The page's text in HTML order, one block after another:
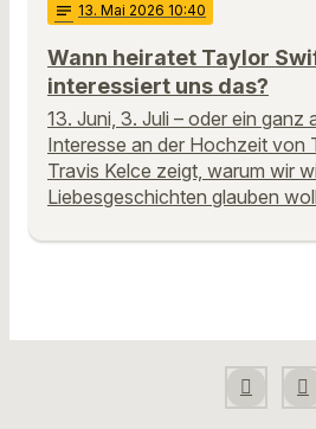
notes 13. Mai 2026 10:40
Wann heiratet Taylor
interessiert uns das?
13. Juni, 3. Juli – oder ein ganz
Interesse an der Hochzeit von
Travis Kelce zeigt, warum wir
Liebesgeschichten glauben